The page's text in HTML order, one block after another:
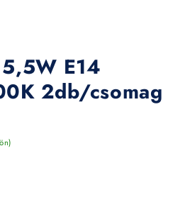
E14
2db/csomag